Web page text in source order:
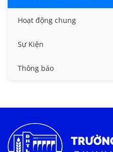
Hoạt động chung
Tin công tác sinh viên
Tin đào tạo
Tin tức chung
Sự Kiện
Thông báo